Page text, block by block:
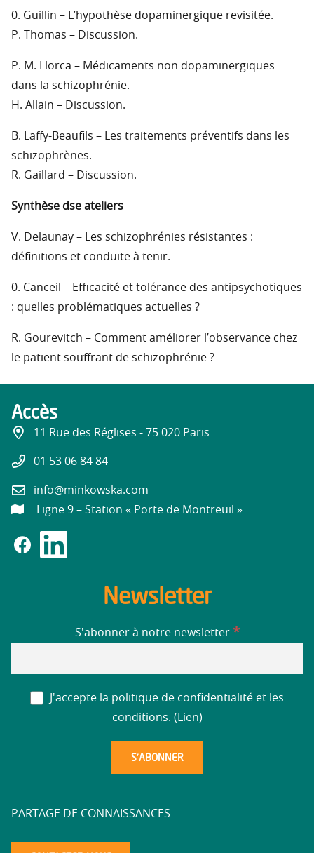
0. Guillin – L’hypothèse dopaminergique revisitée.
P. Thomas – Discussion.
P. M. Llorca – Médicaments non dopaminergiques
dans la schizophrénie.
H. Allain – Discussion.
B. Laffy-Beaufils – Les traitements préventifs dans les
schizophrènes.
R. Gaillard – Discussion.
Synthèse dse ateliers
V. Delaunay – Les schizophrénies résistantes :
définitions et conduite à tenir.
0. Canceil – Efficacité et tolérance des antipsychotiques
: quelles problématiques actuelles ?
R. Gourevitch – Comment améliorer l’observance chez
le patient souffrant de schizophrénie ?
Accès
11 Rue des Réglises - 75 020 Paris
01 53 06 84 84
info@minkowska.com
Ligne 9 – Station « Porte de Montreuil »
Newsletter
S'abonner à notre newsletter *
J'accepte la politique de confidentialité et les
conditions. ( Lien)
PARTAGE DE CONNAISSANCES